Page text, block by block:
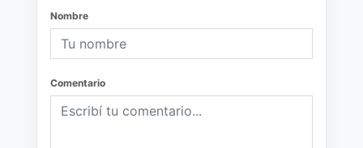
Nombre
Comentario